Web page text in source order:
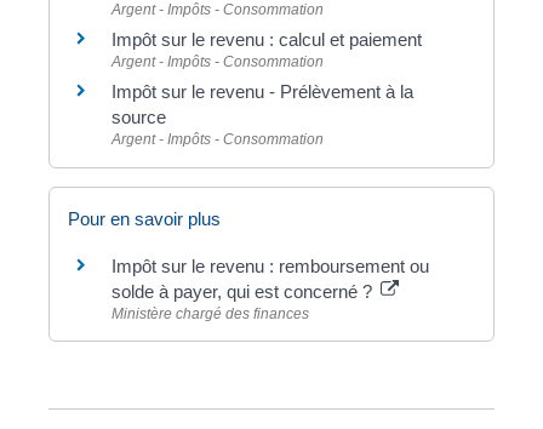
Argent - Impôts - Consommation
Impôt sur le revenu : calcul et paiement
Argent - Impôts - Consommation
Impôt sur le revenu - Prélèvement à la
source
Argent - Impôts - Consommation
Pour en savoir plus
Impôt sur le revenu : remboursement ou
solde à payer, qui est concerné ?
Ministère chargé des finances